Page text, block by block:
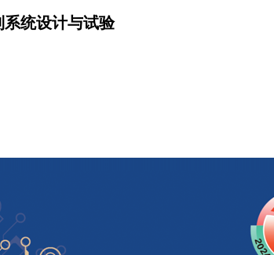
统设计与试验